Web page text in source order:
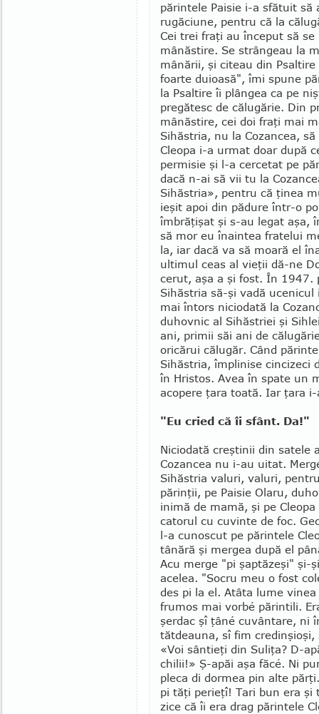
părintele Paisie i-a sfătuit să
rugăciune, pentru că la
Cei trei fraţi au început să
mânăstire. Se strângeau la
mânării, şi citeau din
foarte duioasă", îmi spune
la Psaltire îi plân­gea ca pe
pregătesc de călugărie. Din
mânăstire, cei doi fraţi mai
Sihăstria, nu la Cozancea,
Cleopa i-a urmat doar după
permisie şi l-a cercetat pe
dacă n-ai să vii tu la
Sihăstria», pentru că ţinea
ieşit apoi din pădure într-o
îmbrăţişat şi s-au legat aşa,
să mor eu îna­in­tea fratelui
la, iar dacă va să moară el
ultimul ceas al vieţii dă-ne
cerut, aşa a şi fost. În 1947.
Sihăstria să-şi vadă
mai întors niciodată la
duhovnic al Sihăstriei şi
ani, primii săi ani de
ori­cărui călugăr. Când
Sihăstria, împlinise cincizeci
în Hristos. Avea în spate un
aco­pere ţara toată. Iar ţara
"Eu cried că îi sfânt. Da!"
Niciodată creştinii din satele
Co­zan­­cea nu i-au uitat.
Sihăstria valuri, va­luri,
părinţii, pe Paisie Olaru,
inimă de mamă, şi pe
catorul cu cuvinte de foc.
l-a cu­noscut pe părintele
tânără şi mer­gea după el
Acu merge "pi şaptă­zeşi" şi-
ace­lea. "Socru meu o fost
des pi la el. Atâta lume
frumos mai vorbé părintili.
şerdac şî ţâné cu­vântare, ni
tătdeauna, sî fim
«Voi sântieţi din Suliţa? D-
chilii!» Ş-apăi aşa făcé. Ni
pleca di dor­­mea pin alte
pi tăţi perieţî! Tari bun era şi
zice că îi era drag pă­rintele